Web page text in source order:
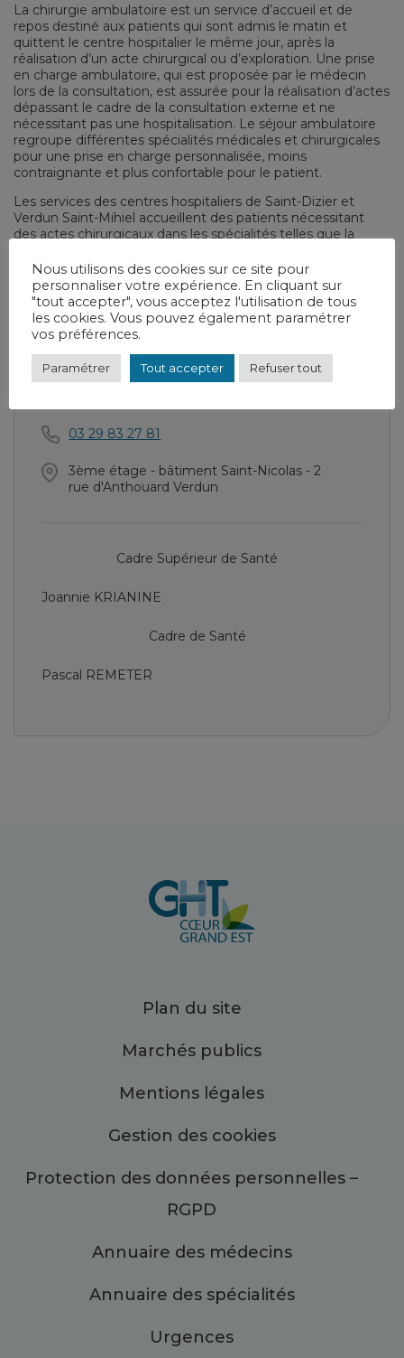
La chirurgie ambulatoire est un service d’accueil et de
repos destiné aux patients qui sont admis le matin et
quittent le centre hospitalier le même jour, après la
réalisation d’un acte chirurgical ou d’exploration. Une prise
en charge ambulatoire, qui est proposée par le médecin
lors de la consultation, est assurée pour la réalisation d’actes
dépassant le cadre de la consultation externe et ne
nécessitant pas une hospitalisation. Le séjour ambulatoire
regroupe différentes spécialités médicales et chirurgicales
pour une prise en charge personnalisée, moins
contraignante et plus confortable pour le patient.
Les services des centres hospitaliers de Saint-Dizier et
Verdun Saint-Mihiel accueillent des patients nécessitant
des actes chirurgicaux dans les spécialités telles que la
orthopédique et traumatologique, la chirurgie ORL et
ophtalmologique, la chirurgie gynécologique…
Chirurgie ambulatoire
03 29 83 27 81
3ème étage - bâtiment Saint-Nicolas - 2
rue d'Anthouard Verdun
Cadre Supérieur de Santé
Joannie KRIANINE
Cadre de Santé
Pascal REMETER
Plan du site
Marchés publics
Mentions légales
Gestion des cookies
Protection des données personnelles –
RGPD
Annuaire des médecins
Annuaire des spécialités
Urgences
Nous utilisons des cookies sur ce site pour
personnaliser votre expérience. En cliquant sur
"tout accepter", vous acceptez l'utilisation de tous
les cookies. Vous pouvez également paramétrer
vos préférences.
Paramétrer Tout accepter Refuser tout